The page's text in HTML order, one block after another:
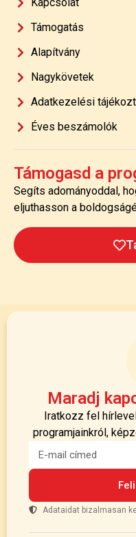
Támogatás
Alapítvány
Nagykövetek
Adatkezelési
Éves beszámolók
Támogasd a
Segíts adományoddal,
eljuthasson a
Maradj
Iratkozz fel
programjainkról,
Adataidat bizalmasan